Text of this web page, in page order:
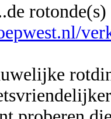
rotonde(s)